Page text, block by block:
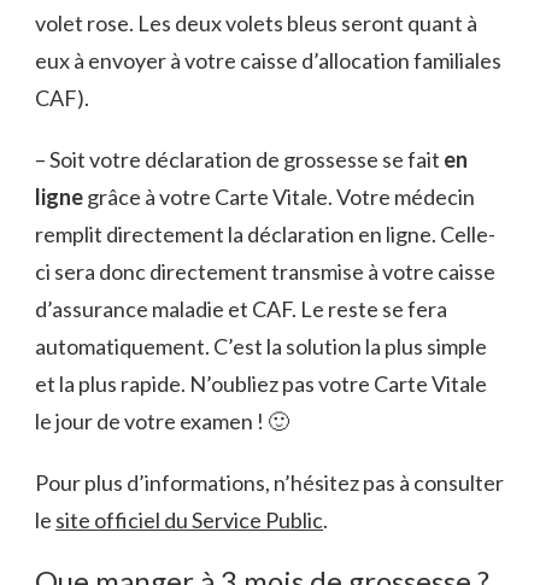
volet rose. Les deux volets bleus seront quant à
eux à envoyer à votre caisse d’allocation familiales
CAF).
– Soit votre déclaration de grossesse se fait en
lignegrâce à votre Carte Vitale. Votre médecin
remplit directement la déclaration en ligne. Celle-
ci sera donc directement transmise à votre caisse
d’assurance maladie et CAF. Le reste se fera
automatiquement. C’est la solution la plus simple
et la plus rapide. N’oubliez pas votre Carte Vitale
le jour de votre examen ! 🙂
Pour plus d’informations, n’hésitez pas à consulter
le site officiel du Service Public.